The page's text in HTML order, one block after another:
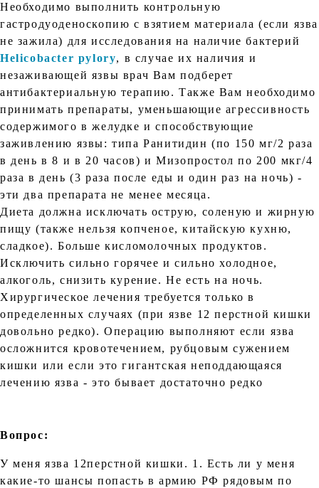
Необходимо выполнить контрольную
гастродуоденоскопию с взятием материала (если язва
не зажила) для исследования на наличие бактерий
Helicobacter pylory, в случае их наличия и
незаживающей язвы врач Вам подберет
антибактериальную терапию. Также Вам необходимо
принимать препараты, уменьшающие агрессивность
содержимого в желудке и способствующие
заживлению язвы: типа Ранитидин (по 150 мг/2 раза
в день в 8 и в 20 часов) и Мизопростол по 200 мкг/4
раза в день (3 раза после еды и один раз на ночь) -
эти два препарата не менее месяца.
Диета должна исключать острую, соленую и жирную
пищу (также нельзя копченое, китайскую кухню,
сладкое). Больше кисломолочных продуктов.
Исключить сильно горячее и сильно холодное,
алкоголь, снизить курение. Не есть на ночь.
Хирургическое лечения требуется только в
определенных случаях (при язве 12 перстной кишки
довольно редко). Операцию выполняют если язва
осложнится кровотечением, рубцовым сужением
кишки или если это гигантская неподдающаяся
лечению язва - это бывает достаточно редко
Вопрос:
У меня язва 12перстной кишки. 1. Есть ли у меня
какие-то шансы попасть в армию РФ рядовым по